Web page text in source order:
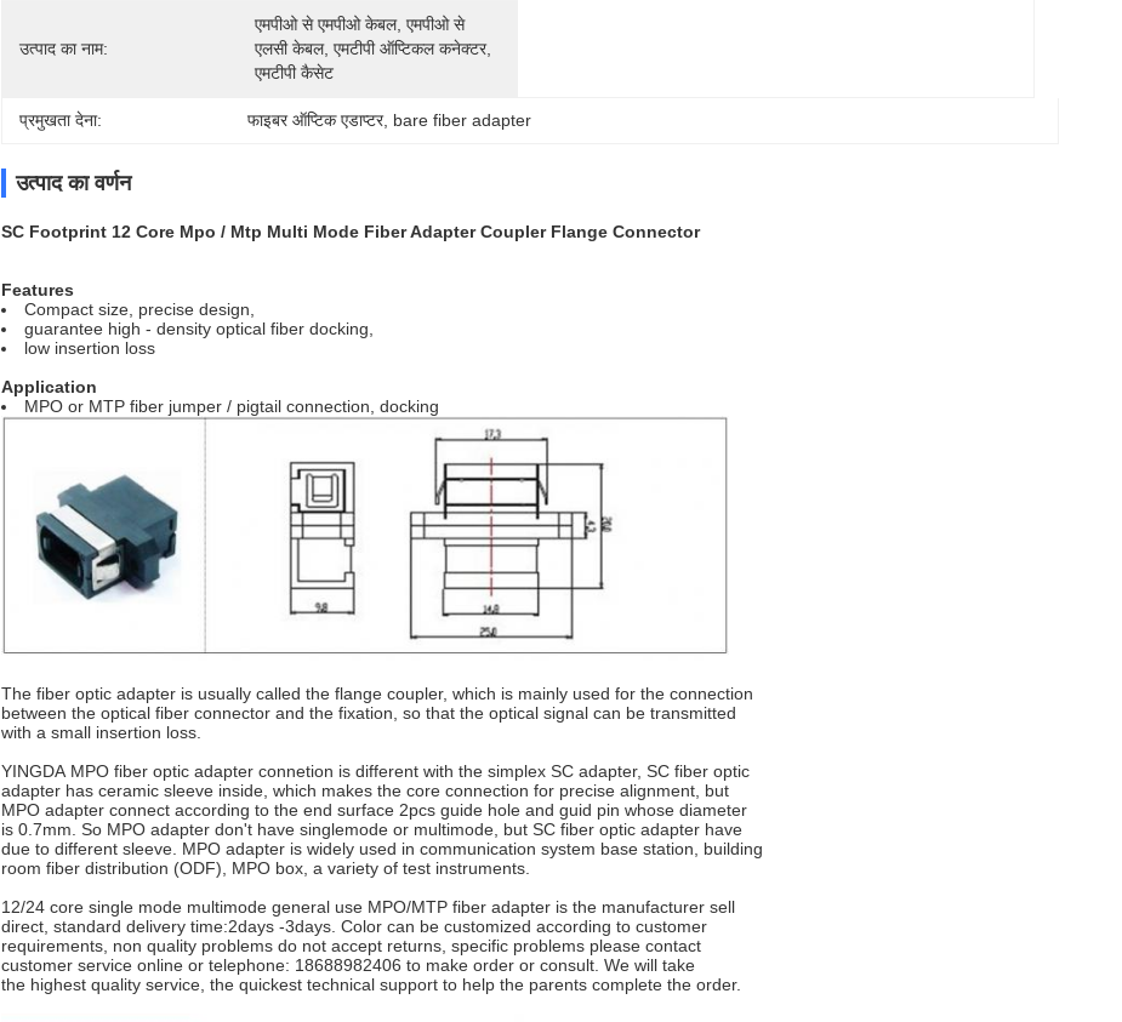
उत्पाद का नाम:
एमपीओ से एमपीओ केबल, एमपीओ से
एलसी केबल, एमटीपी ऑप्टिकल कनेक्टर,
एमटीपी कैसेट
प्रमुखता देना: फाइबर ऑप्टिक एडाप्टर, bare fiber adapter
उत्पाद का वर्णन
SC Footprint 12 Core Mpo / Mtp Multi Mode Fiber Adapter Coupler Flange Connector
Features
Compact size, precise design,
guarantee high - density optical fiber docking,
low insertion loss
Application
MPO or MTP fiber jumper / pigtail connection, docking
The fiber optic adapter is usually called the flange coupler, which is mainly used for the connection
between the optical fiber connector and the fixation, so that the optical signal can be transmitted
with a small insertion loss.
YINGDA MPO fiber optic adapter connetion is different with the simplex SC adapter, SC fiber optic
adapter has ceramic sleeve inside, which makes the core connection for precise alignment, but
MPO adapter connect according to the end surface 2pcs guide hole and guid pin whose diameter
is 0.7mm. So MPO adapter don't have singlemode or multimode, but SC fiber optic adapter have
due to different sleeve. MPO adapter is widely used in communication system base station, building
room fiber distribution (ODF), MPO box, a variety of test instruments.
12/24 core single mode multimode general use MPO/MTP fiber adapter is the manufacturer sell
direct, standard delivery time:2days -3days. Color can be customized according to customer
requirements, non quality problems do not accept returns, specific problems please contact
customer service online or telephone: 18688982406 to make order or consult. We will take
the highest quality service, the quickest technical support to help the parents complete the order.